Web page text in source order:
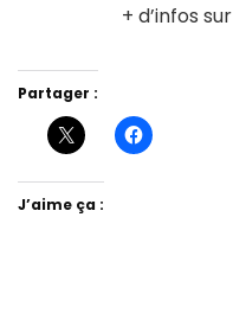
+ d’infos sur
Partager :
J’aime ça :